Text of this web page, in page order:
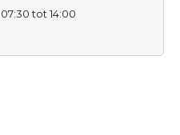
07:30 tot 14:00